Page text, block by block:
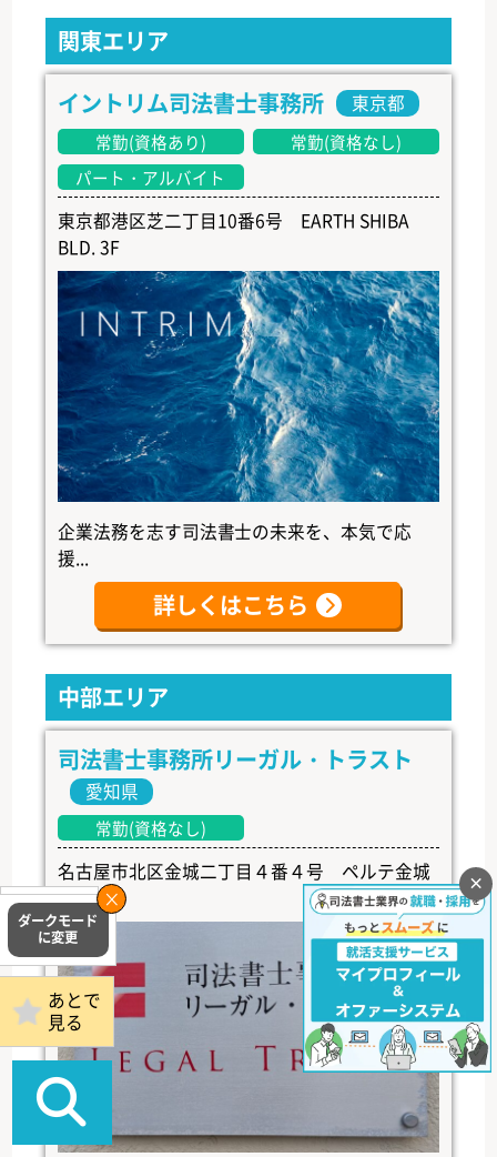
関東エリア
イントリム司法書士事務所
東京都
常勤(資格あり)
常勤(資格なし)
パート・アルバイト
東京都港区芝二丁目10番6号 EARTH SHIBA
BLD. 3F
企業法務を志す司法書士の未来を、本気で応
援...
詳しくはこちら
中部エリア
司法書士事務所リーガル・トラスト
愛知県
常勤(資格なし)
名古屋市北区金城二丁目４番４号 ペルテ金城
１Ｆ
×
あとで
見る
掲載事務所
ログイン